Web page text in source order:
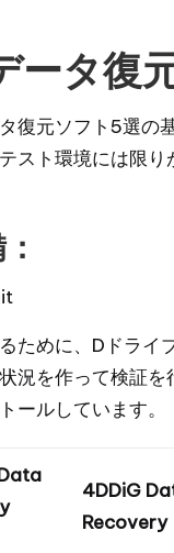
ータ復
復元ソフト5選
スト環境には限
ために、Dドラ
況を作って検証
ールしています。
4DDiG
Recovery